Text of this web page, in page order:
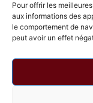
Pour offrir les
aux informations des
le comportement de
peut avoir un effet